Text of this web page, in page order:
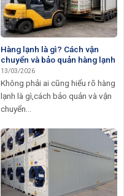
Hàng lạnh là gì? Cách vận
chuyển và bảo quản hàng lạnh
13/03/2026
Không phải ai cũng hiểu rõ hàng
lạnh là gì,cách bảo quản và vận
chuyển...